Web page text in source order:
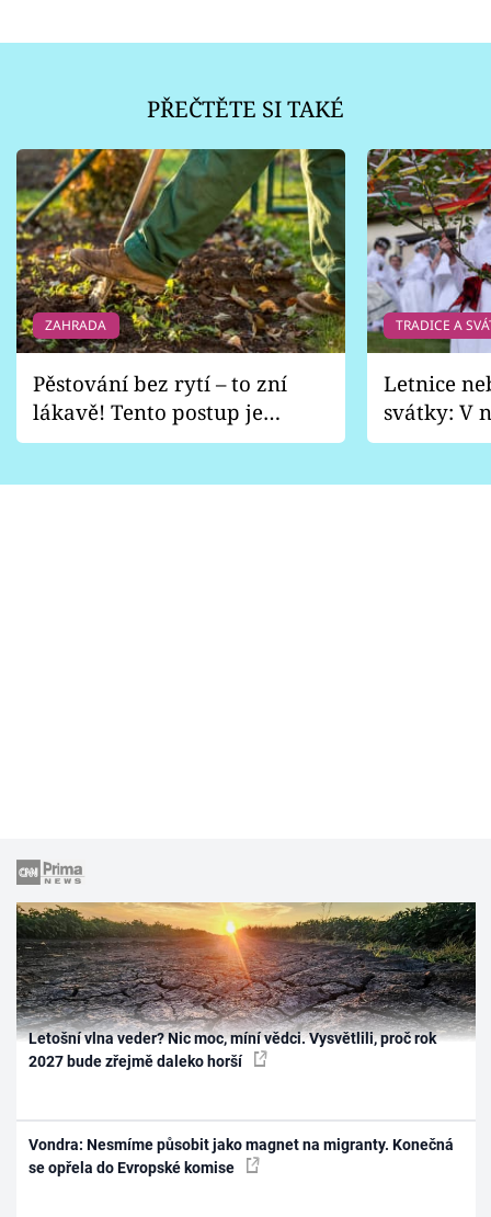
PŘEČTĚTE SI TAKÉ
ZAHRADA
Pěstování bez rytí – to zní
lákavě! Tento postup je
vhodný jen pro některé
TRADICE A
Letnice
svátky: V
pondělí
Letošní vlna veder? Nic moc, míní vědci. Vysvětlili, proč rok
2027 bude zřejmě daleko horší
Vondra: Nesmíme působit jako magnet na migranty. Konečná
se opřela do Evropské komise